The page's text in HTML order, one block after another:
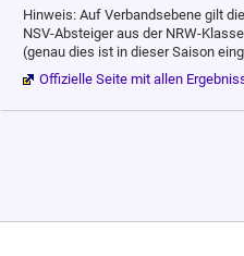
Hinweis: Auf Verbandsebene gilt
NSV-Absteiger aus der NRW-
(genau dies ist in dieser Saison
Offizielle Seite mit allen